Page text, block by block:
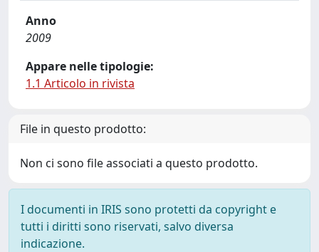
Anno
2009
Appare nelle tipologie:
1.1 Articolo in rivista
File in questo prodotto:
Non ci sono file associati a questo prodotto.
I documenti in IRIS sono protetti da copyright e
tutti i diritti sono riservati, salvo diversa
indicazione.